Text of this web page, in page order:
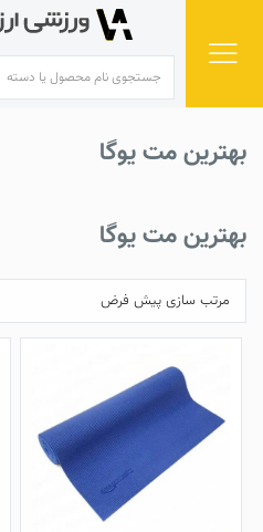
content
بهترین مت یوگا
بهترین مت یوگا